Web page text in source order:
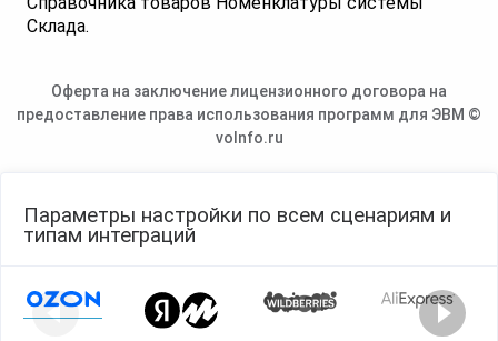
Склада.
Оферта на заключение лицензионного договора на
предоставление права использования программ для ЭВМ ©
voInfo.ru
Параметры настройки по всем сценариям и
типам интеграций